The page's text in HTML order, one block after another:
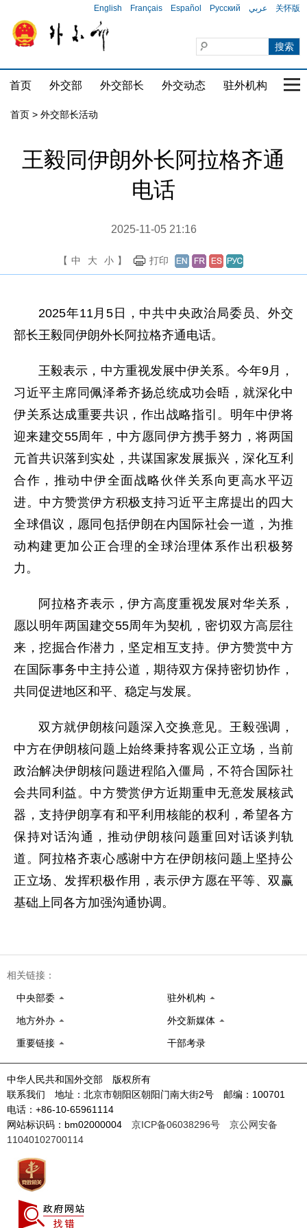
English Français Español Русский عربي 关怀版
首页 外交部 外交部长 外交动态 驻外机构 国
首页 > 外交部长活动
王毅同伊朗外长阿拉格齐通
电话
2025-11-05 21:16
【 中 大 小 】 打印
2025年11月5日，中共中央政治局委员、外交
部长王毅同伊朗外长阿拉格齐通电话。
王毅表示，中方重视发展中伊关系。今年9月，
习近平主席同佩泽希齐扬总统成功会晤，就深化中
伊关系达成重要共识，作出战略指引。明年中伊将
迎来建交55周年，中方愿同伊方携手努力，将两国
元首共识落到实处，共谋国家发展振兴，深化互利
合作，推动中伊全面战略伙伴关系向更高水平迈
进。中方赞赏伊方积极支持习近平主席提出的四大
全球倡议，愿同包括伊朗在内国际社会一道，为推
动构建更加公正合理的全球治理体系作出积极努
力。
阿拉格齐表示，伊方高度重视发展对华关系，
愿以明年两国建交55周年为契机，密切双方高层往
来，挖掘合作潜力，坚定相互支持。伊方赞赏中方
在国际事务中主持公道，期待双方保持密切协作，
共同促进地区和平、稳定与发展。
双方就伊朗核问题深入交换意见。王毅强调，
中方在伊朗核问题上始终秉持客观公正立场，当前
政治解决伊朗核问题进程陷入僵局，不符合国际社
会共同利益。中方赞赏伊方近期重申无意发展核武
器，支持伊朗享有和平利用核能的权利，希望各方
保持对话沟通，推动伊朗核问题重回对话谈判轨
道。阿拉格齐衷心感谢中方在伊朗核问题上坚持公
正立场、发挥积极作用，表示伊方愿在平等、双赢
基础上同各方加强沟通协调。
相关链接：
中央部委 驻外机构
地方外办 外交新媒体
重要链接 干部考录
中华人民共和国外交部 版权所有
联系我们 地址：北京市朝阳区朝阳门南大街2号 邮编：100701
电话：+86-10-65961114
网站标识码：bm02000004 京ICP备06038296号
京公网安备
11040102700114